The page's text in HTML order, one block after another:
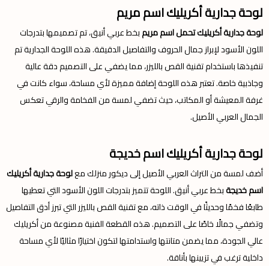
لوحة جدارية أكريليك اسم مريم
لوحة جدارية أكريليك تحمل اسم مريمبخط عربي أنيق، تم تصميمها بتدرجات
اللون الأسود لإبراز جمال الحروف والتفاصيل الدقيقة. هذه اللوحة الجدارية تم
تنفيذها باستخدام تقنية القص بالليزر، مما يضفي على التصميم دقة عالية
وجاذبية خاصة. تعتبر هذه اللوحة إضافة مميزة لأي مساحة، سواء كانت في
غرفة المعيشة أو المكاتب، حيث تضفي لمسة من الفخامة والرقي تعكس
الجمال العربي الأصيل.
لوحة جدارية أكريليك اسم خديجة
أضف لمسة من التراث العربي الأصيل إلى ديكور منزلك معلوحة جدارية أكريليك
اسم خديجةبخط عربي أنيق. اللوحة تتميز بتدرجات اللون الأسود التي تعطيها
طابعًا فخمًا وحديثًا في الوقت ذاته، مع تقنية القص بالليزر التي تبرز أدق التفاصيل
وتضفي جمالًا خاصًا على التصميم. هذه القطعة الفنية مصنوعة من أكريليك
عالي الجودة، مما يضمن متانتها واستدامتها لتكون اختيارًا مثاليًا لأي مساحة
داخلية ترغب في تزيينها بأناقة.